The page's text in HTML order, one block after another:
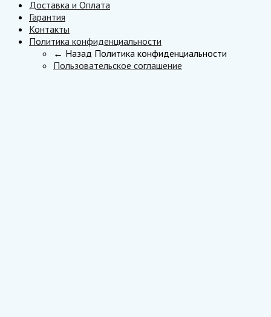
Доставка и Оплата
Гарантия
Контакты
Политика конфиденциальности
← Назад Политика конфиденциальности
Пользовательское соглашение